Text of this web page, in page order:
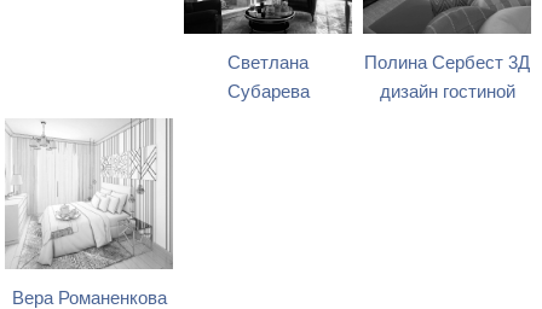
Светлана
Субарева
Полина Сербест 3Д
дизайн гостиной
Вера Романенкова